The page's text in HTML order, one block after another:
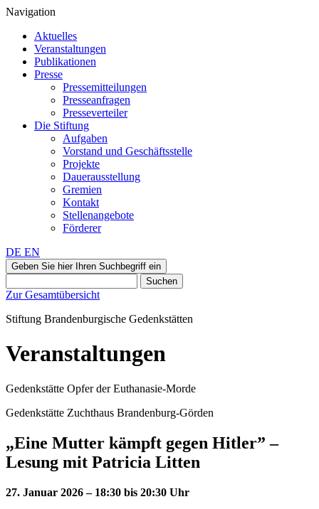
Navigation
Aktuelles
Veranstaltungen
Publikationen
Presse
Pressemitteilungen
Presseanfragen
Presseverteiler
Die Stiftung
Aufgaben
Vorstand und Geschäftsstelle
Projekte
Dauerausstellung
Gremien
Kontakt
Stellenangebote
Förderer
DE EN
Geben Sie hier Ihren Suchbegriff ein
Suchen
Zur Gesamtübersicht
Stiftung Brandenburgische Gedenkstätten
Veranstaltungen
Gedenkstätte Opfer der Euthanasie-Morde
Gedenkstätte Zuchthaus Brandenburg-Görden
„Eine Mutter kämpft gegen Hitler” –
Lesung mit Patricia Litten
27. Januar 2026 – 18:30 bis 20:30 Uhr